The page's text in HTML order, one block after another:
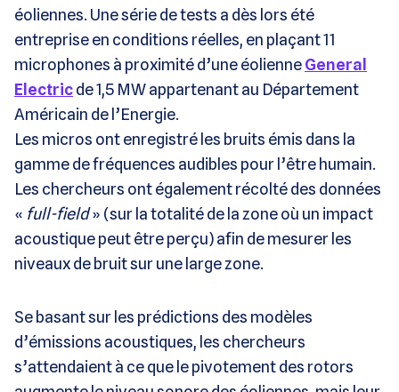
éoliennes. Une série de tests a dès lors été
entreprise en conditions réelles, en plaçant 11
microphones à proximité d’une éolienneGeneral
Electricde 1,5 MW appartenant au Département
Américain de l’Energie.
Les micros ont enregistré les bruits émis dans la
gamme de fréquences audibles pour l’être humain.
Les chercheurs ont également récolté des données
« full-field» (sur la totalité de la zone où un impact
acoustique peut être perçu) afin de mesurer les
niveaux de bruit sur une large zone.
Se basant sur les prédictions des modèles
d’émissions acoustiques, les chercheurs
s’attendaient à ce que le pivotement des rotors